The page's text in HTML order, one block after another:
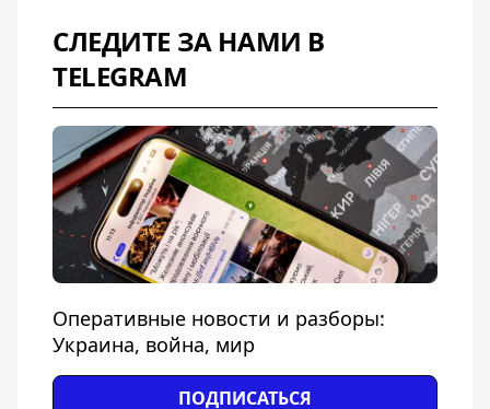
СЛЕДИТЕ ЗА НАМИ В
TELEGRAM
Оперативные новости и разборы:
Украина, война, мир
ПОДПИСАТЬСЯ